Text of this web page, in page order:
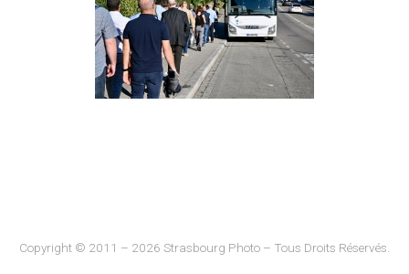
Copyright © 2011 – 2026 Strasbourg Photo – Tous Droits Réservés.